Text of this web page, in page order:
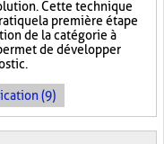
Cette technique
la première étape
de la catégorie à
de développer
(9)